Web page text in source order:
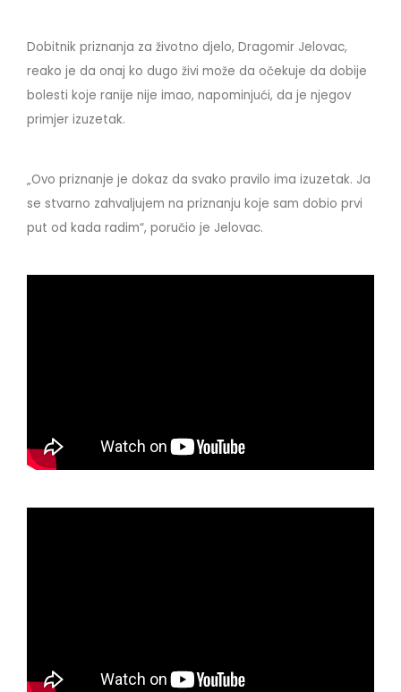
Dobitnik priznanja za životno djelo, Dragomir Jelovac,
reako je da onaj ko dugo živi može da očekuje da dobije
bolesti koje ranije nije imao, napominjući, da je njegov
primjer izuzetak.
„Ovo priznanje je dokaz da svako pravilo ima izuzetak. Ja
se stvarno zahvaljujem na priznanju koje sam dobio prvi
put od kada radim“, poručio je Jelovac.